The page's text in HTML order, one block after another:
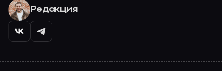
Редакция